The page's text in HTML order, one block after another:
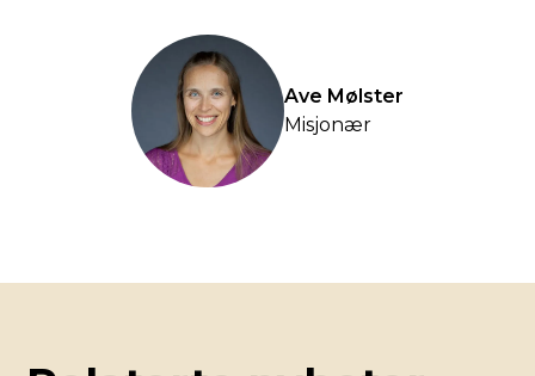
Ave Mølster
Misjonær